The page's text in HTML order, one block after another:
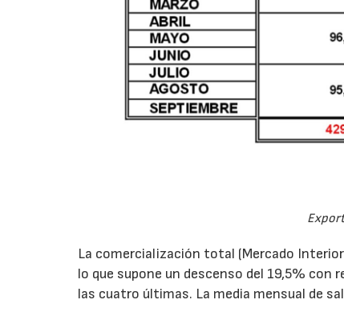
La comercialización total (Mercado
lo que supone un descenso del 19,5% con
las cuatro últimas. La media mensual de